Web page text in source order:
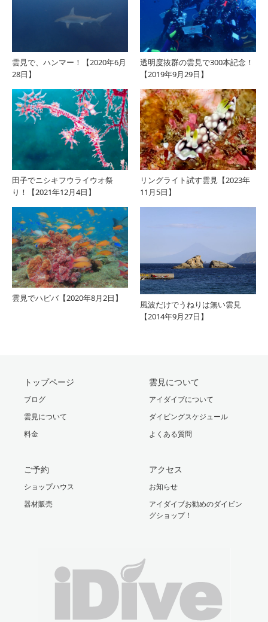
雲見で、ハンマー！【2020年6月
28日】
透明度抜群の雲見で300本記念！
【2019年9月29日】
田子でニシキフウライウオ祭
り！【2021年12月4日】
リングライト試す雲見【2023年
11月5日】
雲見でハピバ【2020年8月2日】
風波だけでうねりは無い雲見
【2014年9月27日】
トップページ
ブログ
雲見について
料金
雲見について
アイダイブについて
ダイビングスケジュール
よくある質問
ご予約
ショップハウス
器材販売
アクセス
お知らせ
アイダイブお勧めのダイビン
グショップ！